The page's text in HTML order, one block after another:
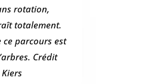
rotation,
totalement.
ce parcours est
Crédit